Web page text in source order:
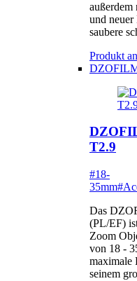
und
saubere
Produkt
T2.9
#18-
35mm
Das
(PL/EF)
Zoom
von 18 -
maximale
seinem